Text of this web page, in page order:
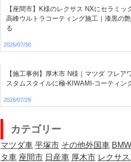
【座間市】K様のレクサス NXにセラミッ
高峰ウルトラコーティング施工｜漆黒の
る
2026/07/30
【施工事例】厚木市 N様｜マツダ フレア
スタムスタイルに極-KIWAMI-コーティン
2026/07/29
カテゴリー
マツダ車 平塚市 その他外国車
タ車 座間市 日産車 厚木市 レクサ